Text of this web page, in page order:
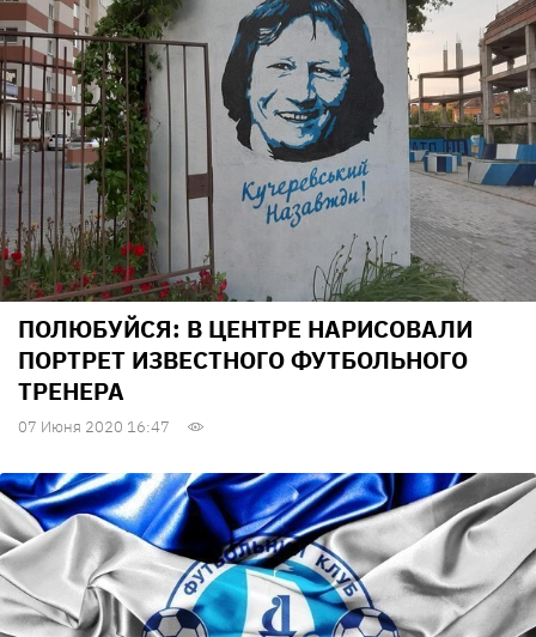
ПОЛЮБУЙСЯ: В ЦЕНТРЕ НАРИСОВАЛИ
ПОРТРЕТ ИЗВЕСТНОГО ФУТБОЛЬНОГО
ТРЕНЕРА
07 Июня 2020 16:47